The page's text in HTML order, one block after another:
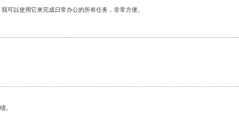
可以使用它来完成日常办公的所有任务，非常方便。
。